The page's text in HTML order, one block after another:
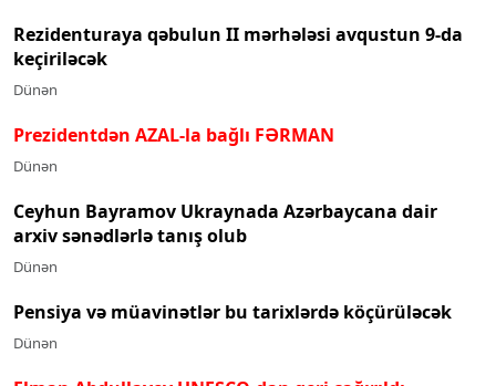
Rezidenturaya qəbulun II mərhələsi avqustun 9-da
keçiriləcək
Dünən
Prezidentdən AZAL-la bağlı FƏRMAN
Dünən
Ceyhun Bayramov Ukraynada Azərbaycana dair
arxiv sənədlərlə tanış olub
Dünən
Pensiya və müavinətlər bu tarixlərdə köçürüləcək
Dünən